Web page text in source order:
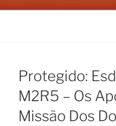
Protegido:
M2R5 – Os
Missão Dos